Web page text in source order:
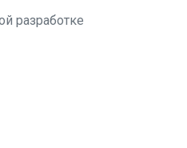
разработке